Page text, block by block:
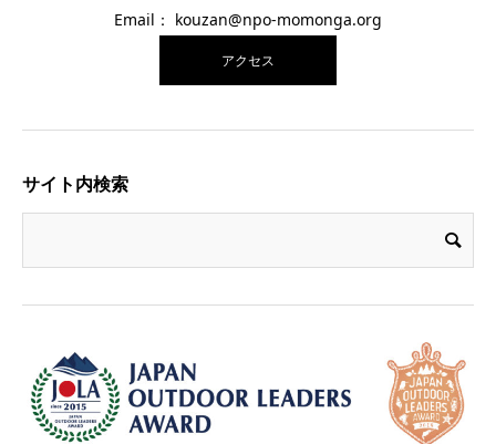
Email： kouzan@npo-momonga.org
アクセス
サイト内検索